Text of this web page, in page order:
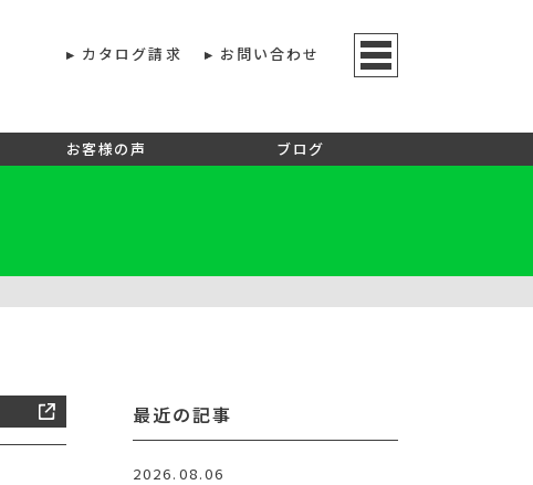
カタログ請求 お問い合わせ
お客様の声 ブログ
最近の記事
2026.08.06